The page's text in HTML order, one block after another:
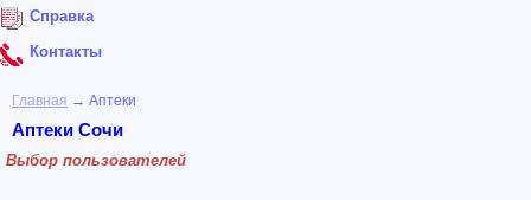
Справка
Контакты
Главная → Аптеки
Аптеки Сочи
Выбор пользователей